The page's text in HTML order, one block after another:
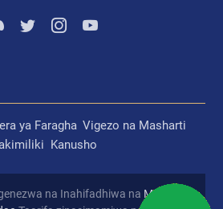
ya Faragha Vigezo na Masharti
Kanusho
na Inahifadhiwa na Mamlaka